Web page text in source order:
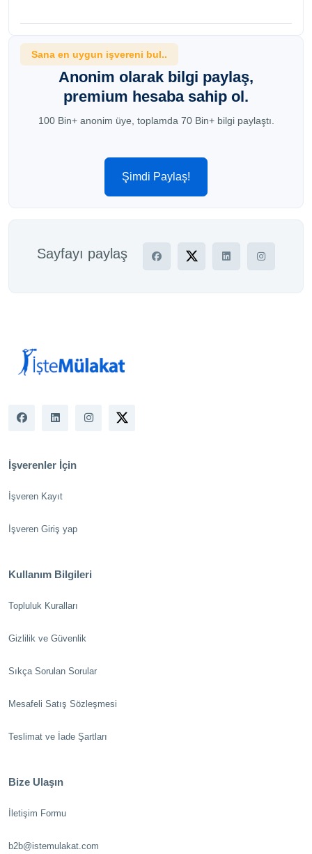
Sana en uygun işvereni bul..
Anonim olarak bilgi paylaş,
premium hesaba sahip ol.
100 Bin+ anonim üye, toplamda 70 Bin+ bilgi paylaştı.
Şimdi Paylaş!
Sayfayı paylaş
İşverenler İçin
İşveren Kayıt
İşveren Giriş yap
Kullanım Bilgileri
Topluluk Kuralları
Gizlilik ve Güvenlik
Sıkça Sorulan Sorular
Mesafeli Satış Sözleşmesi
Teslimat ve İade Şartları
Bize Ulaşın
İletişim Formu
b2b@istemulakat.com